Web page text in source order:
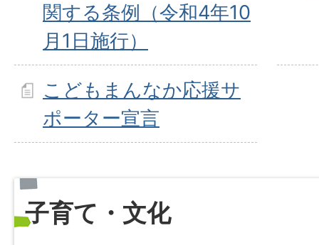
関する条例（令和4年10
月1日施行）
こどもまんなか応援サ
ポーター宣言
子育て・文化